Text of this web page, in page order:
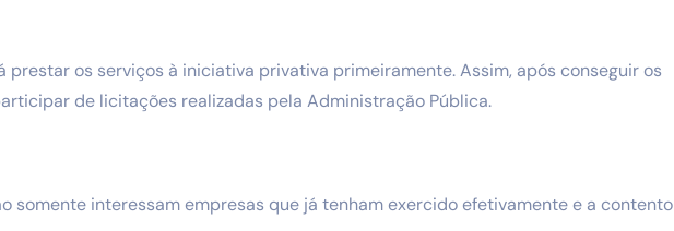
prestar os serviços à iniciativa privativa primeiramente. Assim, após conseguir os
de licitações realizadas pela Administração Pública.
somente interessam empresas que já tenham exercido efetivamente e a contento